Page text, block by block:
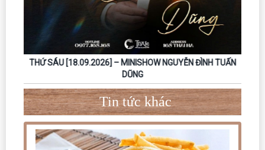
THỨ SÁU [18.09.2026] – MINISHOW NGUYỄN ĐÌNH TUẤN
DŨNG
Tin tức khác